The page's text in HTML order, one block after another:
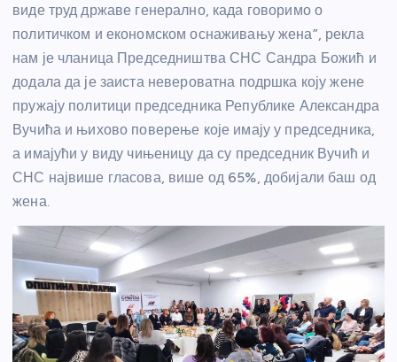
виде труд државе генерално, када говоримо о
политичком и економском оснаживању жена”, рекла
нам је чланица Председништва СНС Сандра Божић и
додала да је заиста невероватна подршка коју жене
пружају политици председника Републике Александра
Вучића и њихово поверење које имају у председника,
а имајући у виду чињеницу да су председник Вучић и
СНС највише гласова, више од 65%, добијали баш од
жена.